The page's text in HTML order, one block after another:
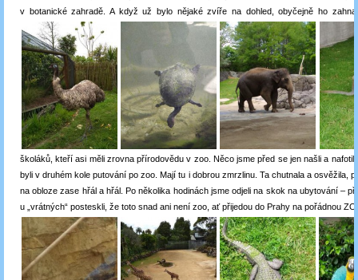
v botanické zahradě. A když už bylo nějaké zvíře na dohled, obyčejně ho zahnal
školáků, kteří asi měli zrovna přírodovědu v zoo. Něco jsme před se jen našli a
byli v druhém kole putování po zoo. Mají tu i dobrou zmrzlinu. Ta chutnala a osvěžila,
na obloze zase hřál a hřál. Po několika hodinách jsme odjeli na skok na ubytování –
u „vrátných“ posteskli, že toto snad ani není zoo, ať přijedou do Prahy na pořádnou